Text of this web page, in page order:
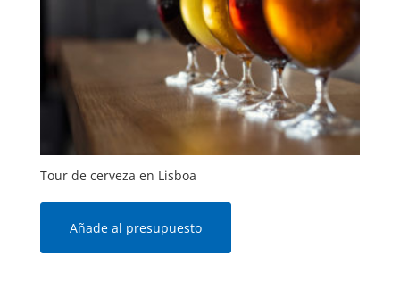
Tour de cerveza en Lisboa
Añade al presupuesto